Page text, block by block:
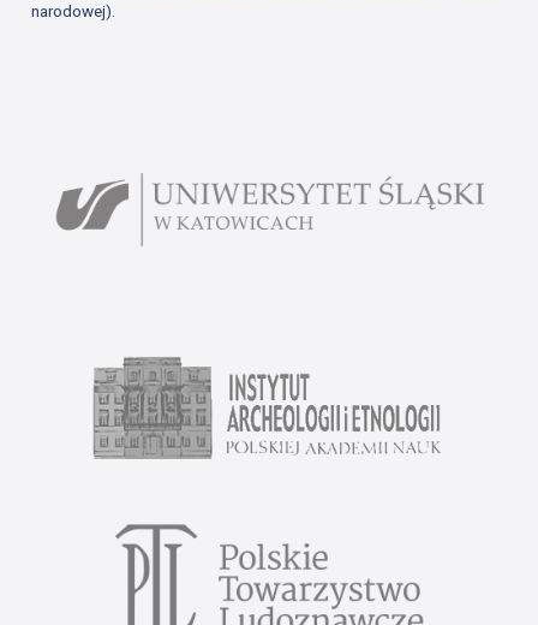
narodowej).